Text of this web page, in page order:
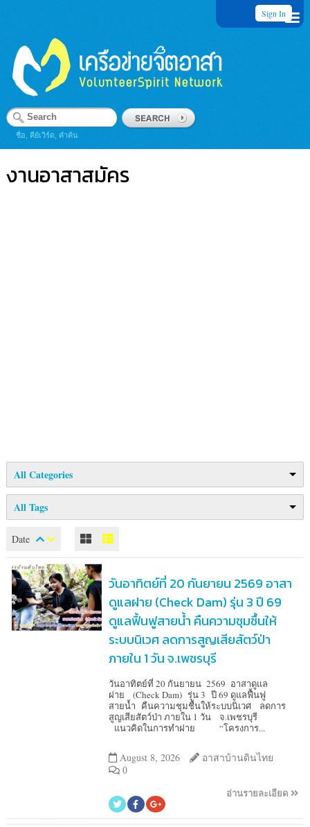
Sign In
ชื่อ, คีย์เวิร์ด, คำค้น
งานอาสาสมัคร
All Categories
All Tags
Date
วันอาทิตย์ที่ 20 กันยายน 2569 อาสา
ดูแลฝาย (Check Dam) รุ่น 3 ปี 69
ดูแลฟื้นฟูสายน้ำ คืนความชุมชื้นให้
ระบบนิเวศ ลดการสูญเสียสัตว์ป่า
ภายใน 1 วัน จ.เพชรบุรี
วันอาทิตย์ที่ 20 กันยายน 2569 อาสาดูแล
ฝาย (Check Dam) รุ่น 3 ปี 69 ดูแลฟื้นฟู
สายน้ำ คืนความชุมชื้นให้ระบบนิเวศ ลดการ
สูญเสียสัตว์ป่า ภายใน 1 วัน จ.เพชรบุรี
แนวคิดในการทำฝาย “โครงการ...
August 8, 2026 อาสาบ้านดินไทย
0
อ่านรายละเอียด